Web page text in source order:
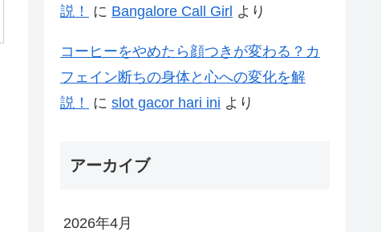
説！
に Bangalore Call Girl より
コーヒーをやめたら顔つきが変わる？カ
フェイン断ちの身体と心への変化を解
説！
に slot gacor hari ini より
アーカイブ
2026年4月